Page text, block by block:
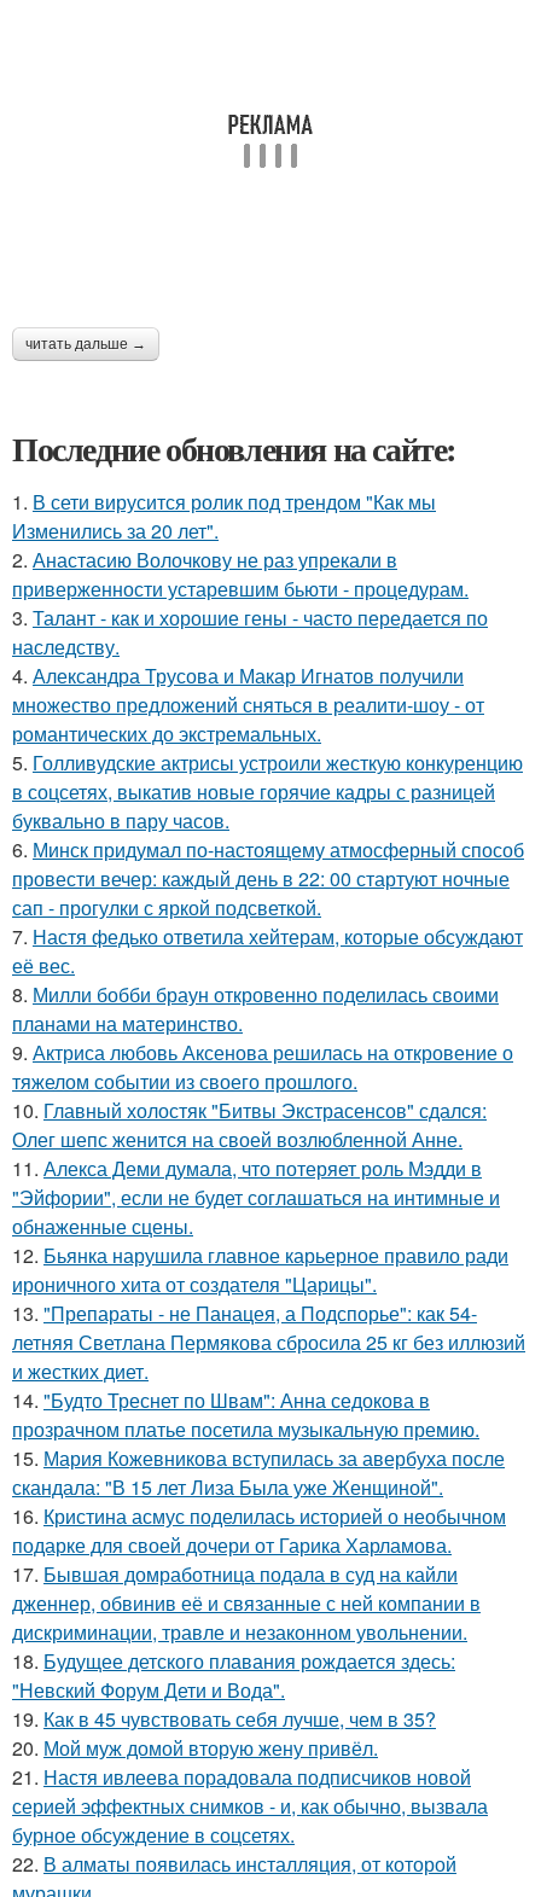
читать дальше →
Последние обновления на сайте:
1. В сети вирусится ролик под трендом "Как мы
Изменились за 20 лет".
2. Анастасию Волочкову не раз упрекали в
приверженности устаревшим бьюти - процедурам.
3. Талант - как и хорошие гены - часто передается по
наследству.
4. Александра Трусова и Макар Игнатов получили
множество предложений сняться в реалити-шоу - от
романтических до экстремальных.
5. Голливудские актрисы устроили жесткую конкуренцию
в соцсетях, выкатив новые горячие кадры с разницей
буквально в пару часов.
6. Минск придумал по-настоящему атмосферный способ
провести вечер: каждый день в 22: 00 стартуют ночные
сап - прогулки с яркой подсветкой.
7. Настя федько ответила хейтерам, которые обсуждают
её вес.
8. Милли бобби браун откровенно поделилась своими
планами на материнство.
9. Актриса любовь Аксенова решилась на откровение о
тяжелом событии из своего прошлого.
10. Главный холостяк "Битвы Экстрасенсов" сдался:
Олег шепс женится на своей возлюбленной Анне.
11. Алекса Деми думала, что потеряет роль Мэдди в
"Эйфории", если не будет соглашаться на интимные и
обнаженные сцены.
12. Бьянка нарушила главное карьерное правило ради
ироничного хита от создателя "Царицы".
13. "Препараты - не Панацея, а Подспорье": как 54-
летняя Светлана Пермякова сбросила 25 кг без иллюзий
и жестких диет.
14. "Будто Треснет по Швам": Анна седокова в
прозрачном платье посетила музыкальную премию.
15. Мария Кожевникова вступилась за авербуха после
скандала: "В 15 лет Лиза Была уже Женщиной".
16. Кристина асмус поделилась историей о необычном
подарке для своей дочери от Гарика Харламова.
17. Бывшая домработница подала в суд на кайли
дженнер, обвинив её и связанные с ней компании в
дискриминации, травле и незаконном увольнении.
18. Будущее детского плавания рождается здесь:
"Невский Форум Дети и Вода".
19. Как в 45 чувствовать себя лучше, чем в 35?
20. Мой муж домой вторую жену привёл.
21. Настя ивлеева порадовала подписчиков новой
серией эффектных снимков - и, как обычно, вызвала
бурное обсуждение в соцсетях.
22. В алматы появилась инсталляция, от которой